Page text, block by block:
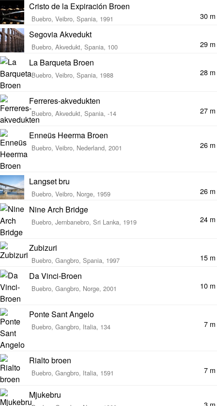
Cristo de la Expiración Broen
Buebro, Veibro, Spania, 1991 30 m
Segovia Akvedukt
Buebro, Akvedukt, Spania, 100 29 m
La Barqueta Broen
Buebro, Veibro, Spania, 1988 28 m
Ferreres-akvedukten
Buebro, Akvedukt, Spania, -14 27 m
Enneüs Heerma Broen
Buebro, Veibro, Nederland, 2001 26 m
Langset bru
Buebro, Veibro, Norge, 1959 26 m
Nine Arch Bridge
Buebro, Jernbanebro, Sri Lanka, 1919 24 m
Zubizuri
Buebro, Gangbro, Spania, 1997 15 m
Da Vinci-Broen
Buebro, Gangbro, Norge, 2001 10 m
Ponte Sant Angelo
Buebro, Gangbro, Italia, 134 7 m
Rialto broen
Buebro, Gangbro, Italia, 1591 7 m
Mjukebru